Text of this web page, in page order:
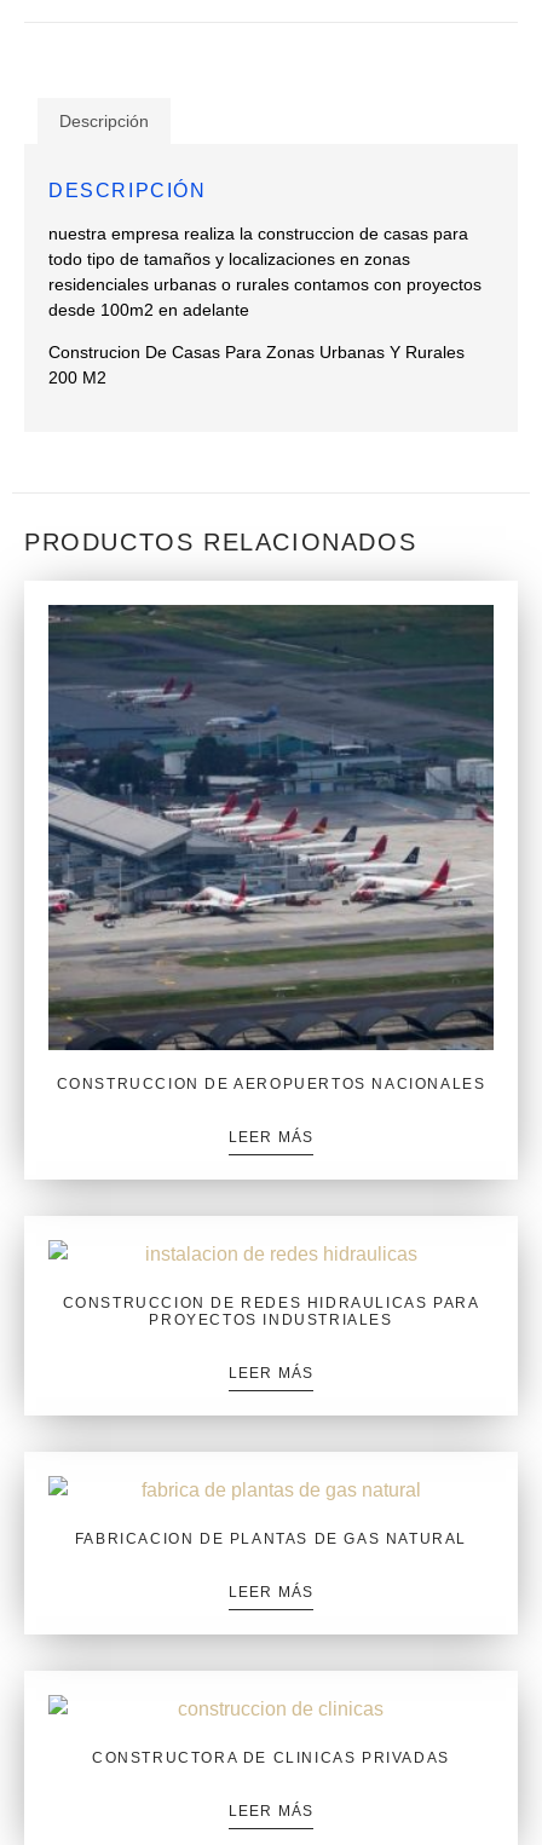
Descripción
DESCRIPCIÓN
nuestra empresa realiza la construccion de casas para
todo tipo de tamaños y localizaciones en zonas
residenciales urbanas o rurales contamos con proyectos
desde 100m2 en adelante
Construcion De Casas Para Zonas Urbanas Y Rurales
200 M2
PRODUCTOS RELACIONADOS
CONSTRUCCION DE AEROPUERTOS NACIONALES
LEER MÁS
CONSTRUCCION DE REDES HIDRAULICAS PARA
PROYECTOS INDUSTRIALES
LEER MÁS
FABRICACION DE PLANTAS DE GAS NATURAL
LEER MÁS
CONSTRUCTORA DE CLINICAS PRIVADAS
LEER MÁS